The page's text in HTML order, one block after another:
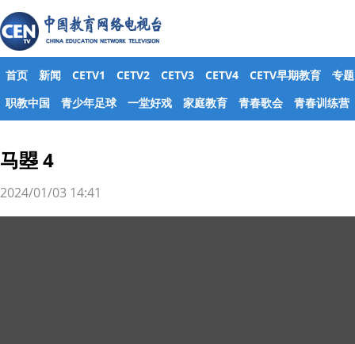
首页 新闻 CETV1 CETV2 CETV3 CETV4 CETV早期教育
专题
职教中国
青少年足球 一堂好戏 家庭教育 青春歌会 青春训练营
马曌 4
2024/01/03 14:41